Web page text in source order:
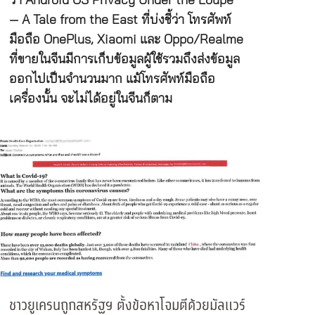
— A Tale from the East ที่บ่งชี้ว่า โทรศัพท์
มือถือ OnePlus, Xiaomi และ Oppo/Realme
ที่ขายในจีนมีการเก็บข้อมูลผู้ใช้รวมถึงส่งข้อมูล
ออกไปเป็นจำนวนมาก แม้โทรศัพท์มือถือ
เครื่องนั้น จะไม่ได้อยู่ในจีนก็ตาม
ชาวยูเครนถูกสหรัฐฯ ตั้งข้อหาโจมตีด้วยมัลแวร์